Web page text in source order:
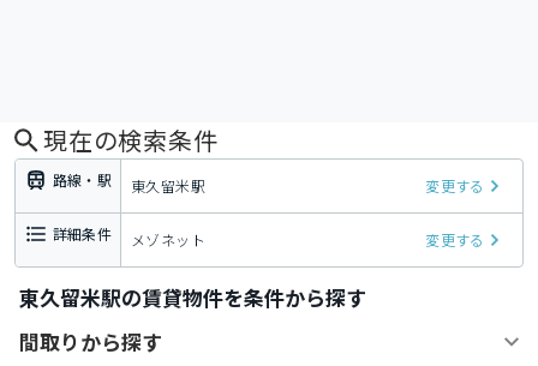
現在の検索条件
路線・駅 東久留米駅 変更する
詳細条件 メゾネット 変更する
東久留米駅の賃貸物件を条件から探す
間取りから探す